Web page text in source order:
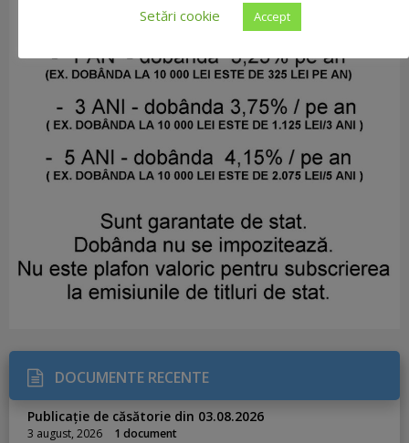
DOCUMENTE RECENTE
Publicație de căsătorie din 03.08.2026
3 august, 2026 1 document
Setări cookie
Accept